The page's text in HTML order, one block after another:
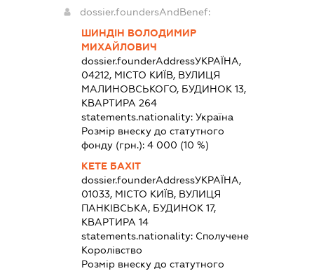
dossier.foundersAndBenef:
ШИНДІН ВОЛОДИМИР
МИХАЙЛОВИЧ
dossier.founderAddressУКРАЇНА,
04212, МІСТО КИЇВ, ВУЛИЦЯ
МАЛИНОВСЬКОГО, БУДИНОК 13,
КВАРТИРА 264
statements.nationality: Україна
Розмір внеску до статутного
фонду (грн.): 4 000 (10 %)
КЕТЕ БАХІТ
dossier.founderAddressУКРАЇНА,
01033, МІСТО КИЇВ, ВУЛИЦЯ
ПАНКІВСЬКА, БУДИНОК 17,
КВАРТИРА 14
statements.nationality: Сполучене
Королівство
Розмір внеску до статутного